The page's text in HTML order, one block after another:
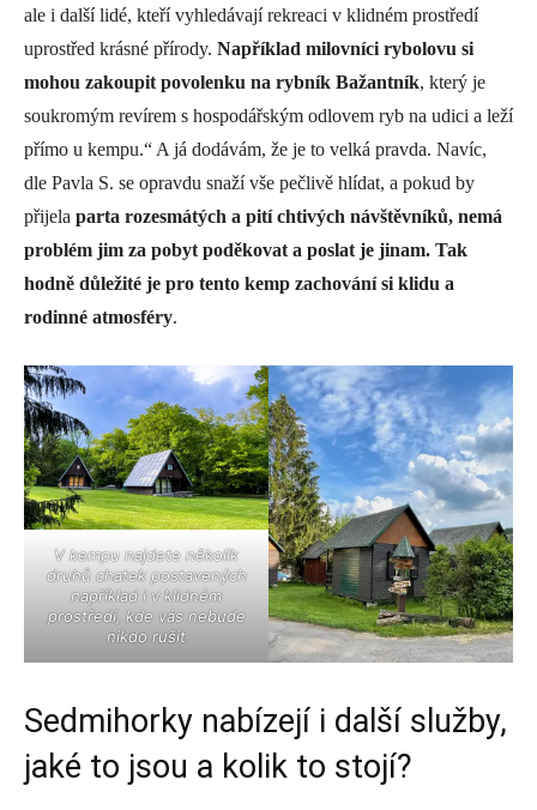
ale i další lidé, kteří vyhledávají rekreaci v klidném prostředí
uprostřed krásné přírody. Například milovníci rybolovu si
mohou zakoupit povolenku na rybník Bažantník, který je
soukromým revírem s hospodářským odlovem ryb na udici a leží
přímo u kempu.“ A já dodávám, že je to velká pravda. Navíc,
dle Pavla S. se opravdu snaží vše pečlivě hlídat, a pokud by
přijela parta rozesmátých a pití chtivých návštěvníků, nemá
problém jim za pobyt poděkovat a poslat je jinam. Tak
hodně důležité je pro tento kemp zachování si klidu a
rodinné atmosféry.
V kempu najdete několik
druhů chatek postavených
například i v klidném
prostředí, kde vás nebude
nikdo rušit
Sedmihorky nabízejí i další služby,
jaké to jsou a kolik to stojí?